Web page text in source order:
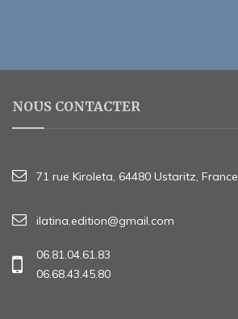
NOUS CONTACTER
71 rue Kiroleta, 64480 Ustaritz, France
ilatina.edition@gmail.com
06.81.04.61.83
06.68.43.45.80